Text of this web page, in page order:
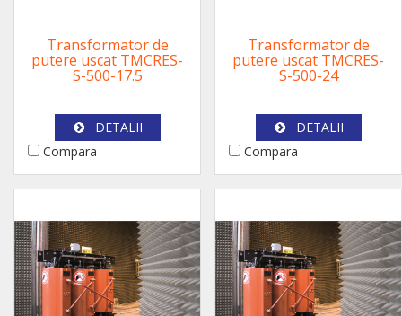
Transformator de
putere uscat TMCRES-
S-500-17.5
DETALII
Compara
Transformator de
putere uscat TMCRES-
S-500-24
DETALII
Compara